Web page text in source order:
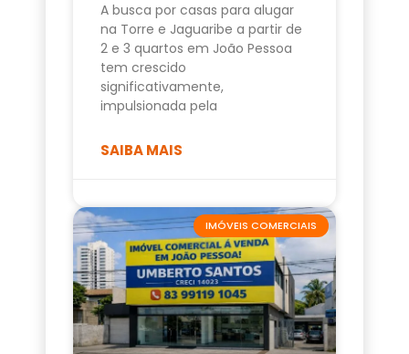
A busca por casas para alugar
na Torre e Jaguaribe a partir de
2 e 3 quartos em João Pessoa
tem crescido
significativamente,
impulsionada pela
SAIBA MAIS
IMÓVEIS COMERCIAIS